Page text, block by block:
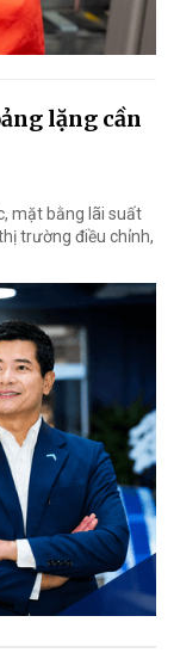
lặng cần
mặt bằng lãi suất
trường điều chỉnh,